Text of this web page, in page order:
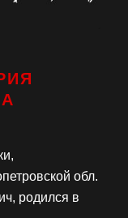
обл.
родился в